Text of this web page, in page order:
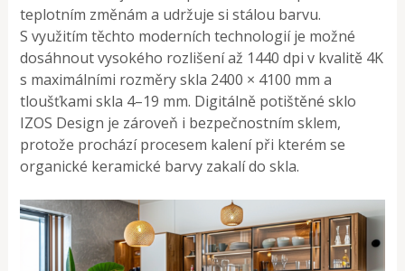
teplotním změnám a udržuje si stálou barvu.
S využitím těchto moderních technologií je možné
dosáhnout vysokého rozlišení až 1440 dpi v kvalitě 4K
s maximálními rozměry skla 2400 × 4100 mm a
tloušťkami skla 4–19 mm. Digitálně potištěné sklo
IZOS Design je zároveň i bezpečnostním sklem,
protože prochází procesem kalení při kterém se
organické keramické barvy zakalí do skla.